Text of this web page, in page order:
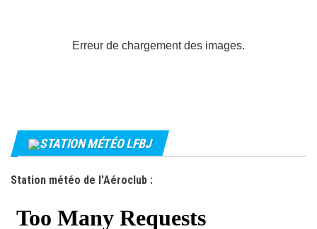
Erreur de chargement des images.
STATION MÉTÉO LFBJ
Station météo de l'Aéroclub :